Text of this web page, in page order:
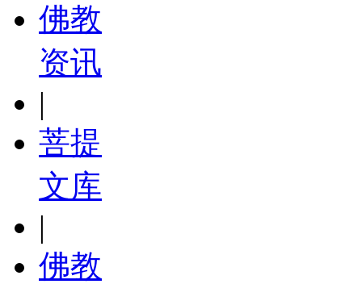
佛教
资讯
|
菩提
文库
|
佛教